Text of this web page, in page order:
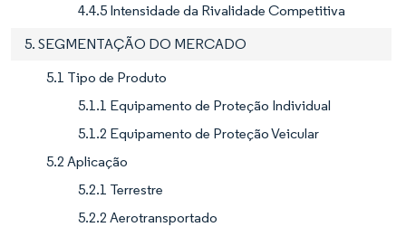
4.4.5 Intensidade da Rivalidade Competitiva
5. SEGMENTAÇÃO DO MERCADO
5.1 Tipo de Produto
5.1.1 Equipamento de Proteção Individual
5.1.2 Equipamento de Proteção Veicular
5.2 Aplicação
5.2.1 Terrestre
5.2.2 Aerotransportado